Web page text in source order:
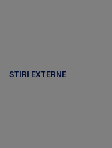
STIRI EXTERNE